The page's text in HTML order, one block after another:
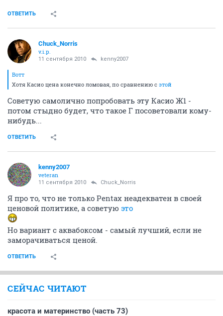
ОТВЕТИТЬ
Chuck_Norris
v.i.p.
11 сентября 2010 kenny2007
Вотт
Хотя Касио цена конечно ломовая, по сравнению с этой
Советую самолично попробовать эту Касио Ж1 -
потом стыдно будет, что такое Г посоветовали кому-
нибудь...
ОТВЕТИТЬ
kenny2007
veteran
11 сентября 2010 Chuck_Norris
Я про то, что не только Pentax неадекватен в своей
ценовой политике, а советую это
Но вариант с аквабоксом - самый лучший, если не
заморачиваться ценой.
ОТВЕТИТЬ
СЕЙЧАС ЧИТАЮТ
красота и материнство (часть 73)